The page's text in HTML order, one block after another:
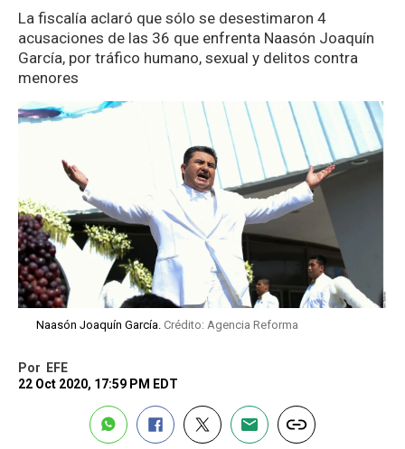
La fiscalía aclaró que sólo se desestimaron 4
acusaciones de las 36 que enfrenta Naasón Joaquín
García, por tráfico humano, sexual y delitos contra
menores
Naasón Joaquín García. Crédito: Agencia Reforma
Por
EFE
22 Oct 2020, 17:59 PM EDT